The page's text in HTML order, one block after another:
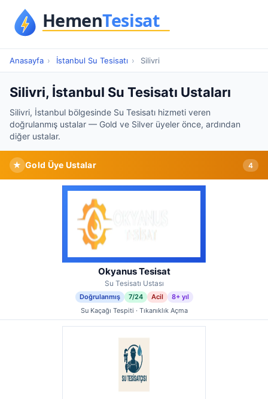
Anasayfa › İstanbul Su Tesisatı › Silivri
Silivri, İstanbul Su Tesisatı Ustaları
Silivri, İstanbul bölgesinde Su Tesisatı hizmeti veren
doğrulanmış ustalar — Gold ve Silver üyeler önce, ardından
diğer ustalar.
★ Gold Üye Ustalar 4
Okyanus Tesisat
Su Tesisatı Ustası
Doğrulanmış 7/24 Acil
8+ yıl
Su Kaçağı Tespiti · Tıkanıklık Açma